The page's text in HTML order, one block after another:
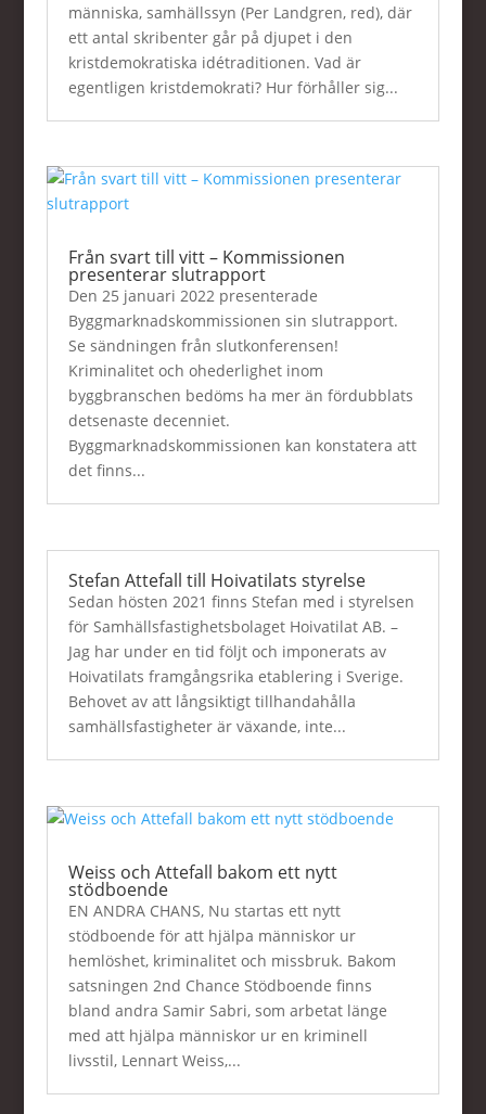
människa, samhällssyn (Per Landgren, red), där
ett antal skribenter går på djupet i den
kristdemokratiska idétraditionen. Vad är
egentligen kristdemokrati? Hur förhåller sig...
Från svart till vitt – Kommissionen
presenterar slutrapport
Den 25 januari 2022 presenterade
Byggmarknadskommissionen sin slutrapport.
Se sändningen från slutkonferensen!
Kriminalitet och ohederlighet inom
byggbranschen bedöms ha mer än fördubblats
detsenaste decenniet.
Byggmarknadskommissionen kan konstatera att
det finns...
Stefan Attefall till Hoivatilats styrelse
Sedan hösten 2021 finns Stefan med i styrelsen
för Samhällsfastighetsbolaget Hoivatilat AB. –
Jag har under en tid följt och imponerats av
Hoivatilats framgångsrika etablering i Sverige.
Behovet av att långsiktigt tillhandahålla
samhällsfastigheter är växande, inte...
Weiss och Attefall bakom ett nytt
stödboende
EN ANDRA CHANS, Nu startas ett nytt
stödboende för att hjälpa människor ur
hemlöshet, kriminalitet och missbruk. Bakom
satsningen 2nd Chance Stödboende finns
bland andra Samir Sabri, som arbetat länge
med att hjälpa människor ur en kriminell
livsstil, Lennart Weiss,...